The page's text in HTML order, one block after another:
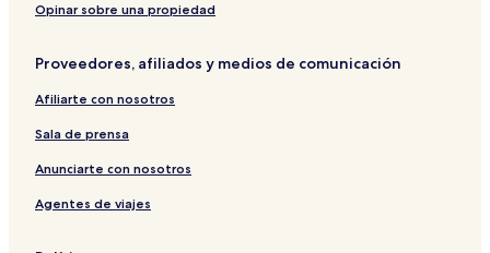
Opinar sobre una propiedad
Proveedores, afiliados y medios de comunicación
Afiliarte con nosotros
Sala de prensa
Anunciarte con nosotros
Agentes de viajes